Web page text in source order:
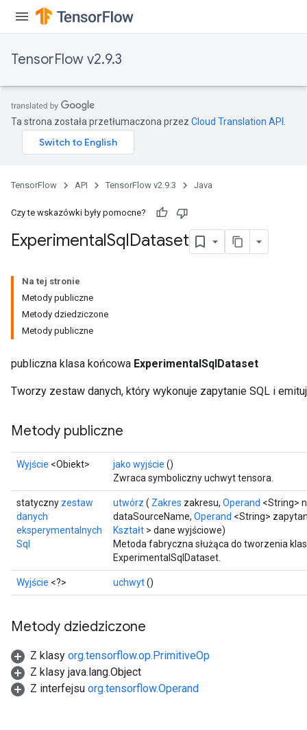
TensorFlow v2.9.3
Ta strona została przetłumaczona przez Cloud Translation API
TensorFlow API TensorFlow v2.9.3 Java
Czy te wskazówki były pomocne?
ExperimentalSqlDataset
Na tej stronie
Metody publiczne
Metody dziedziczone
Metody publiczne
publiczna klasa końcowa ExperimentalSqlDataset
Tworzy zestaw danych, który wykonuje zapytanie SQL i
Metody publiczne
Wyjście <Obiekt> jako wyjście ()
Zwraca symboliczny uchwyt tensora.
statyczny zestaw
danych
eksperymentalnych
Sql
utwórz ( Zakres zakresu, Operand <String>
dataSourceName, Operand <String>
Kształt > dane wyjściowe)
Metoda fabryczna służąca do tworzenia
ExperimentalSqlDataset.
Wyjście <?> uchwyt()
Metody dziedziczone
Z klasy org.tensorflow.op.PrimitiveOp
Z klasy java.lang.Object
Z interfejsu org.tensorflow.Operand